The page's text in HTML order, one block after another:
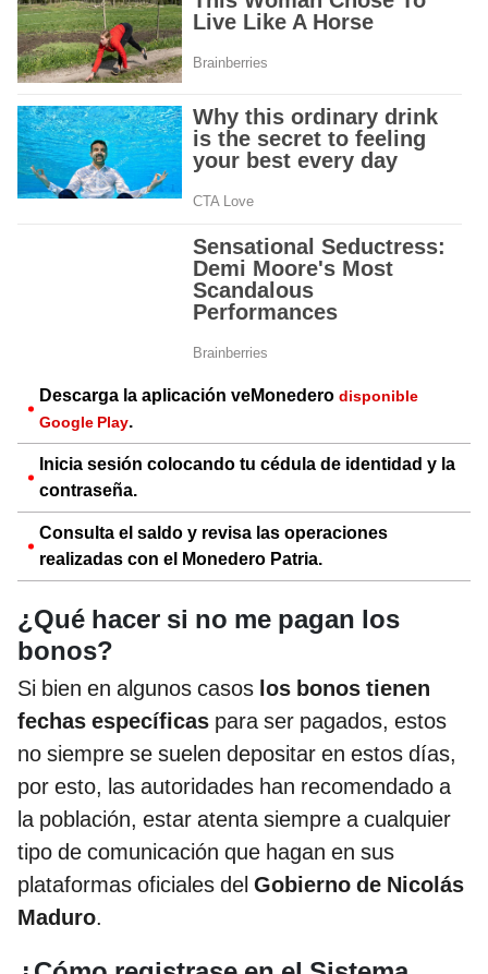
Descarga la aplicación veMonedero disponible
Google Play.
Inicia sesión colocando tu cédula de identidad y la
contraseña.
Consulta el saldo y revisa las operaciones
realizadas con el Monedero Patria.
¿Qué hacer si no me pagan los
bonos?
Si bien en algunos casos los bonos tienen
fechas específicas para ser pagados, estos
no siempre se suelen depositar en estos días,
por esto, las autoridades han recomendado a
la población, estar atenta siempre a cualquier
tipo de comunicación que hagan en sus
plataformas oficiales del Gobierno de Nicolás
Maduro.